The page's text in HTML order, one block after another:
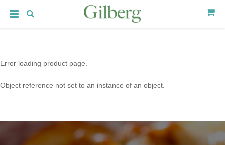
Error loading product page.
Object reference not set to an instance of an object.